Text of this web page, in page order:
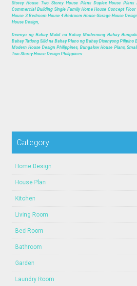
Storey House Two Storey House Plans Duplex House Plans
Commercial Building Single Family Home House Concept
House 3 Bedroom House 4 Bedroom House Garage House
House Design,
Disenyo ng Bahay Maliit na Bahay Modernong Bahay
Bahay Tatlong Silid na Bahay Plano ng Bahay Disenyong Pilipino
Modern House Design Philippines, Bungalow House Plans,
Two Storey House Design Philippines.
Category
Home Design
House Plan
Kitchen
Living Room
Bed Room
Bathroom
Garden
Laundry Room